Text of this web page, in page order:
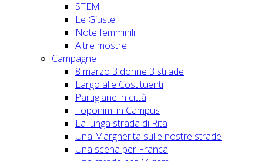
STEM
Le Giuste
Note femminili
Altre mostre
Campagne
8 marzo 3 donne 3 strade
Largo alle Costituenti
Partigiane in città
Toponimi in Campus
La lunga strada di Rita
Una Margherita sulle nostre strade
Una scena per Franca